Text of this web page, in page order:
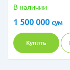
WorkCentre
В наличии
1 500 000 сум
Купить